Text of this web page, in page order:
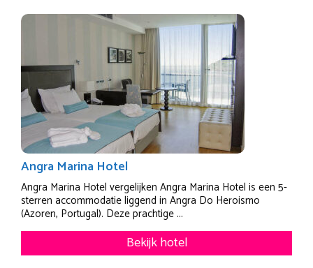
Angra Marina Hotel
Angra Marina Hotel vergelijken Angra Marina Hotel is een 5-
sterren accommodatie liggend in Angra Do Heroismo
(Azoren, Portugal). Deze prachtige ...
Bekijk hotel